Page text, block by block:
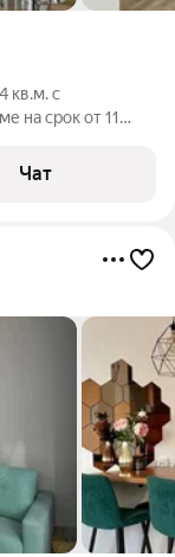
кв.м. с
на срок от 11
Чат